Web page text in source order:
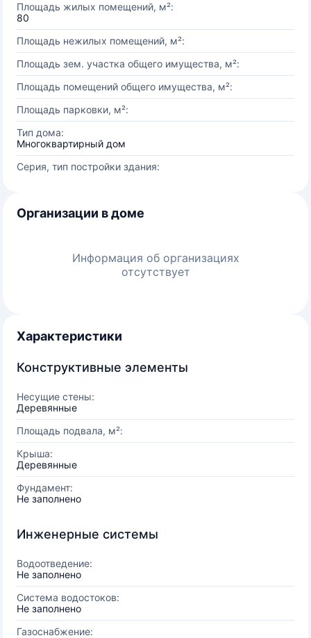
Площадь жилых помещений, м²:
80
Площадь нежилых помещений, м²:
Площадь зем. участка общего имущества, м²:
Площадь помещений общего имущества, м²:
Площадь парковки, м²:
Тип дома:
Многоквартирный дом
Серия, тип постройки здания:
Организации в доме
Информация об организациях
отсутствует
Характеристики
Конструктивные элементы
Несущие стены:
Деревянные
Площадь подвала, м²:
Крыша:
Деревянные
Фундамент:
Не заполнено
Инженерные системы
Водоотведение:
Не заполнено
Система водостоков:
Не заполнено
Газоснабжение: